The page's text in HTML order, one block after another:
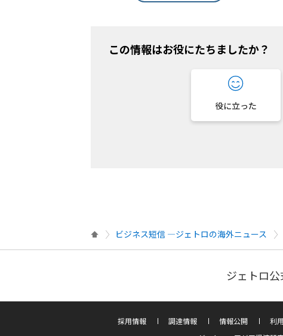
この情報はお役にたちましたか？
役に立った
ビジネス短信 ―ジェトロの海外ニュース
ジェトロ公
採用情報 調達情報 情報公開 利